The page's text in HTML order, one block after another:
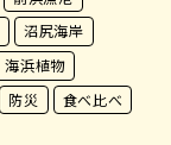
沼尻海岸
海浜植物
防災
食べ比べ